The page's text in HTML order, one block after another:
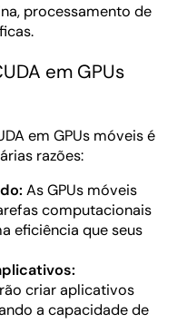
processamento de
em GPUs
em GPUs móveis é
razões:
As GPUs móveis
computacionais
eficiência que seus
criar aplicativos
a capacidade de